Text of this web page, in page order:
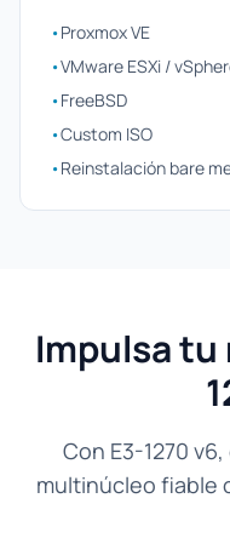
•Proxmox VE
•VMware ESXi /
•FreeBSD
•Custom ISO
•Reinstalación bare
Impulsa tu
Con E3-1270
multinúcleo fiable